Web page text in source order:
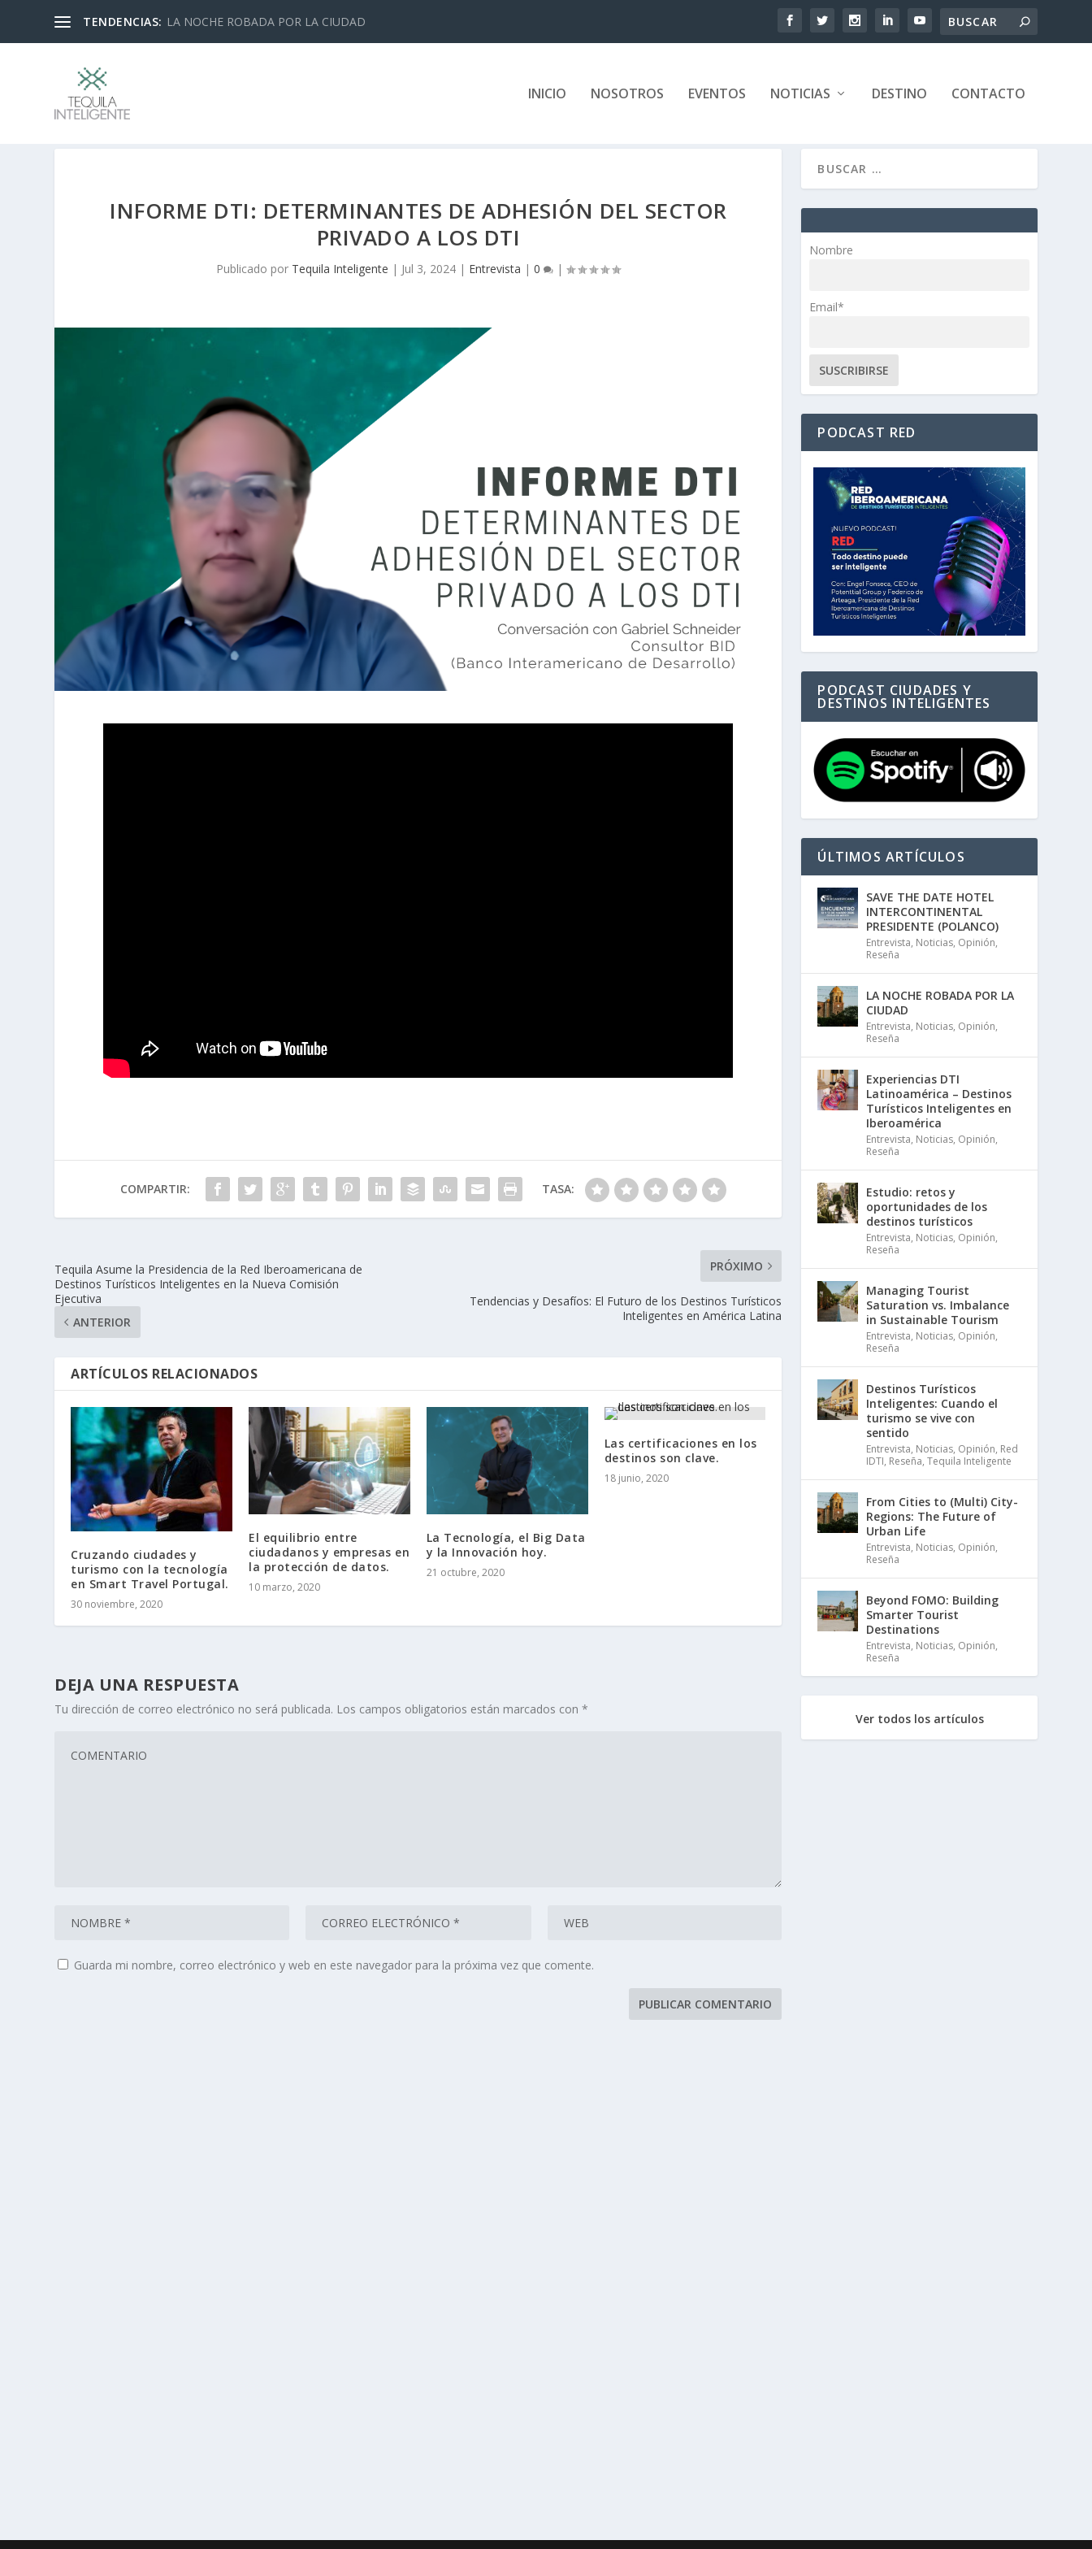
TENDENCIAS: LA NOCHE ROBADA POR LA CIUDAD
INICIO NOSOTROS EVENTOS NOTICIAS DESTINO CONTACTO
INFORME DTI: DETERMINANTES DE ADHESIÓN DEL SECTOR
PRIVADO A LOS DTI
Publicado por Tequila Inteligente | Jul 3, 2024 | Entrevista |0 |
COMPARTIR: TASA:
Tequila Asume la Presidencia de la Red Iberoamericana de
Destinos Turísticos Inteligentes en la Nueva Comisión
Ejecutiva
ANTERIOR
PRÓXIMO
Tendencias y Desafíos: El Futuro de los Destinos Turísticos
Inteligentes en América Latina
ARTÍCULOS RELACIONADOS
Cruzando ciudades y
turismo con la tecnología
en Smart Travel Portugal.
30 noviembre, 2020
El equilibrio entre
ciudadanos y empresas en
la protección de datos.
10 marzo, 2020
La Tecnología, el Big Data
y la Innovación hoy.
21 octubre, 2020
Las certificaciones en los
destinos son clave.
18 junio, 2020
DEJA UNA RESPUESTA
Tu dirección de correo electrónico no será publicada. Los campos obligatorios están marcados con*
Guarda mi nombre, correo electrónico y web en este navegador para la próxima vez que comente.
Nombre
Email*
PODCAST RED
PODCAST CIUDADES Y
DESTINOS INTELIGENTES
ÚLTIMOS ARTÍCULOS
SAVE THE DATE HOTEL
INTERCONTINENTAL
PRESIDENTE (POLANCO)
Entrevista, Noticias, Opinión,
Reseña
LA NOCHE ROBADA POR LA
CIUDAD
Entrevista, Noticias, Opinión,
Reseña
Experiencias DTI
Latinoamérica – Destinos
Turísticos Inteligentes en
Iberoamérica
Entrevista, Noticias, Opinión,
Reseña
Estudio: retos y
oportunidades de los
destinos turísticos
Entrevista, Noticias, Opinión,
Reseña
Managing Tourist
Saturation vs. Imbalance
in Sustainable Tourism
Entrevista, Noticias, Opinión,
Reseña
Destinos Turísticos
Inteligentes: Cuando el
turismo se vive con
sentido
Entrevista, Noticias, Opinión, Red
IDTI, Reseña,Tequila Inteligente
From Cities to (Multi) City-
Regions: The Future of
Urban Life
Entrevista, Noticias, Opinión,
Reseña
Beyond FOMO: Building
Smarter Tourist
Destinations
Entrevista, Noticias, Opinión,
Reseña
Ver todos los artículos